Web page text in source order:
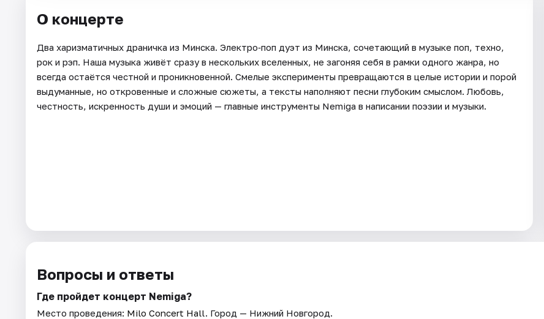
О концерте
Два харизматичных драничка из Минска. Электро‑поп дуэт из Минска, сочетающий в музыке поп, техно,
рок и рэп. Наша музыка живёт сразу в нескольких вселенных, не загоняя себя в рамки одного жанра, но
всегда остаётся честной и проникновенной. Смелые эксперименты превращаются в целые истории и порой
выдуманные, но откровенные и сложные сюжеты, а тексты наполняют песни глубоким смыслом. Любовь,
честность, искренность души и эмоций — главные инструменты Nemiga в написании поэзии и музыки.
Вопросы и ответы
Где пройдет концерт Nemiga?
Место проведения: Milo Concert Hall. Город — Нижний Новгород.